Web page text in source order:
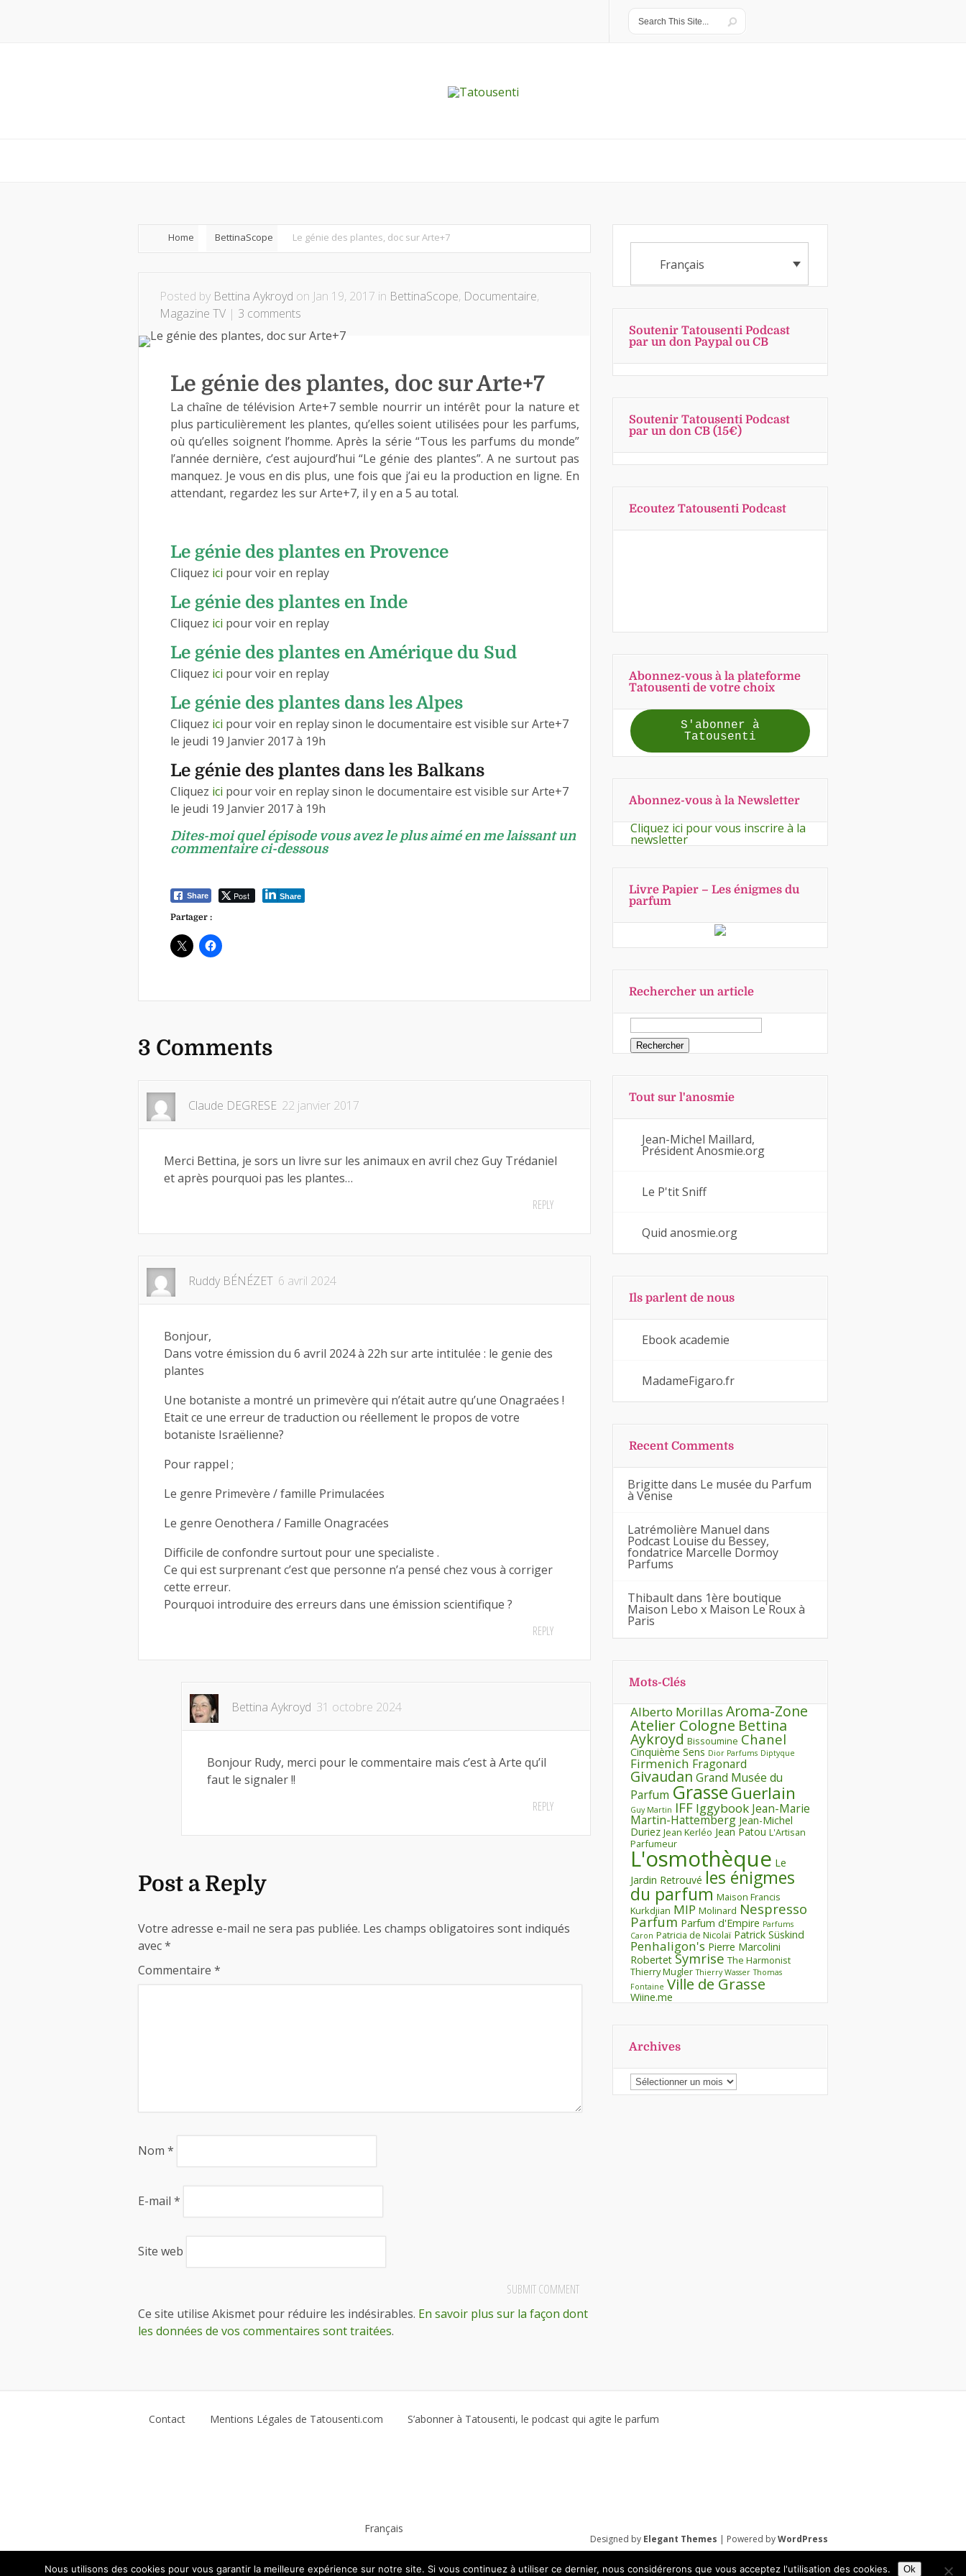
Home BettinaScope Le génie des plantes, doc sur Arte+7
Posted by Bettina Aykroyd on Jan 19, 2017 in BettinaScope, Documentaire,
Magazine TV | 3 comments
Le génie des plantes, doc sur Arte+7
La chaîne de télévision Arte+7 semble nourrir un intérêt pour la nature et
plus particulièrement les plantes, qu’elles soient utilisées pour les parfums,
où qu’elles soignent l’homme. Après la série “Tous les parfums du monde”
l’année dernière, c’est aujourd’hui “Le génie des plantes”. A ne surtout pas
manquez. Je vous en dis plus, une fois que j’ai eu la production en ligne. En
attendant, regardez les sur Arte+7, il y en a 5 au total.
Le génie des plantes en Provence
Cliquez ici pour voir en replay
Le génie des plantes en Inde
Cliquez ici pour voir en replay
Le génie des plantes en Amérique du Sud
Cliquez ici pour voir en replay
Le génie des plantes dans les Alpes
Cliquez ici pour voir en replay sinon le documentaire est visible sur Arte+7
le jeudi 19 Janvier 2017 à 19h
Le génie des plantes dans les Balkans
Cliquez ici pour voir en replay sinon le documentaire est visible sur Arte+7
le jeudi 19 Janvier 2017 à 19h
Dites-moiquel épisode vous avez le plus aimé en me laissant un
commentaire ci-dessous
Share Post Share
Partager :
3 Comments
Claude DEGRESE 22 janvier 2017
Merci Bettina, je sors un livre sur les animaux en avril chez Guy Trédaniel
et après pourquoi pas les plantes…
REPLY
Ruddy BÉNÉZET 6 avril 2024
Bonjour,
Dans votre émission du 6 avril 2024 à 22h sur arte intitulée : le genie des
plantes
Une botaniste a montré un primevère qui n’était autre qu’une Onagraées !
Etait ce une erreur de traduction ou réellement le propos de votre
botaniste Israëlienne?
Pour rappel ;
Le genre Primevère / famille Primulacées
Le genre Oenothera / Famille Onagracées
Difficile de confondre surtout pour une specialiste .
Ce qui est surprenant c’est que personne n’a pensé chez vous à corriger
cette erreur.
Pourquoi introduire des erreurs dans une émission scientifique ?
REPLY
Bettina Aykroyd 31 octobre 2024
Bonjour Rudy, merci pour le commentaire mais c’est à Arte qu’il
faut le signaler !!
REPLY
Post a Reply
Votre adresse e-mail ne sera pas publiée. Les champs obligatoires sont indiqués
avec*
Commentaire *
Nom *
E-mail *
Site web
Ce site utilise Akismet pour réduire les indésirables. En savoir plus sur la façon dont
les données de vos commentaires sont traitées.
Français
Soutenir Tatousenti Podcast
par un don Paypal ou CB
Soutenir Tatousenti Podcast
par un don CB (15€)
Ecoutez Tatousenti Podcast
Podcast
Abonnez-vous à la plateforme
Tatousenti de votre choix
S'abonner à
Tatousenti
Abonnez-vous à la Newsletter
Cliquez ici pour vous inscrire à la
newsletter
Livre Papier – Les énigmes du
parfum
Rechercher un article
Tout sur l'anosmie
Jean-Michel Maillard,
Président Anosmie.org
Le P'tit Sniff
Quid anosmie.org
Ils parlent de nous
Ebook academie
MadameFigaro.fr
Recent Comments
Brigitte dans Le musée du Parfum
à Venise
Latrémolière Manuel dans
Podcast Louise du Bessey,
fondatrice Marcelle Dormoy
Parfums
Thibaultdans 1ère boutique
Maison Lebo x Maison Le Roux à
Paris
Mots-Clés
Alberto Morillas Aroma-Zone
Atelier Cologne Bettina
Aykroyd Bissoumine Chanel
Cinquième Sens Dior Parfums Diptyque
Firmenich Fragonard
Givaudan Grand Musée du
Parfum GrasseGuerlain
Guy Martin IFF Iggybook Jean-Marie
Martin-Hattemberg Jean-Michel
Duriez Jean Kerléo Jean Patou L'Artisan
Parfumeur
L'osmothèque Le
Jardin Retrouvé les énigmes
du parfum Maison Francis
Kurkdjian MIP Molinard Nespresso
Parfum Parfum d'Empire Parfums
Caron Patricia de Nicolaï Patrick Süskind
Penhaligon's Pierre Marcolini
Robertet Symrise The Harmonist
Thierry Mugler Thierry Wasser Thomas
Fontaine Ville de Grasse
Wiine.me
Archives
Archives
Contact Mentions Légales de Tatousenti.com S’abonner à Tatousenti, le podcast qui agite le parfum
Français
Designed by Elegant Themes | Powered byWordPress
Nous utilisons des cookies pour vous garantir la meilleure expérience sur notre site. Si vous continuez à utiliser ce dernier, nous considérerons que vous acceptez l'utilisation des cookies. Ok